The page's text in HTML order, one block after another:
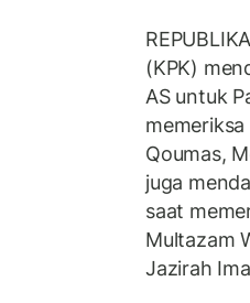
(KPK)
AS untuk
Qoumas,
juga
saat
Multazam
Jazirah